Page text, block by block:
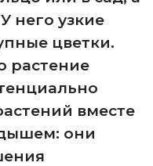
него узкие
цветки.
растение
вместе
они